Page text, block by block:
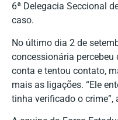
6ª Delegacia Seccional
caso.
No último dia 2 de
concessionária
conta e tentou contato,
mais as ligações. “Ele
tinha verificado o crime”,